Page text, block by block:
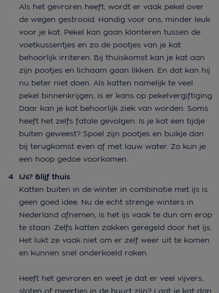
Als het gevroren heeft, wordt er vaak pekel over
de wegen gestrooid. Handig voor ons, minder leuk
voor je kat. Pekel kan gaan klonteren tussen de
voetkussentjes en zo de pootjes van je kat
behoorlijk irriteren. Bij thuiskomst kan je kat aan
zijn pootjes en lichaam gaan likken. En dat kan hij
nu beter niet doen. Als katten namelijk te veel
pekel binnenkrijgen, is er kans op pekelvergiftiging.
Daar kan je kat behoorlijk ziek van worden. Soms
heeft het zelfs fatale gevolgen. Is je kat een tijdje
buiten geweest? Spoel zijn pootjes en buikje dan
bij terugkomst even af met lauw water. Zo kun je
een hoop gedoe voorkomen.
IJs? Blijf thuis
Katten buiten in de winter in combinatie met ijs is
geen goed idee. Nu de echt strenge winters in
Nederland afnemen, is het ijs vaak te dun om erop
te staan. Zelfs katten zakken geregeld door het ijs.
Het lukt ze vaak niet om er zelf weer uit te komen
en kunnen snel onderkoeld raken.
Heeft het gevroren en weet je dat er veel vijvers,
sloten of meertjes in de buurt zijn? Laat je kat dan